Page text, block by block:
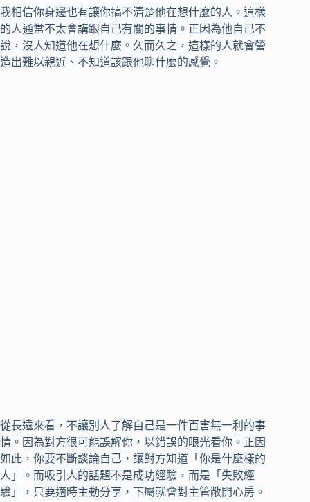
我相信你身邊也有讓你搞不清楚他在想什麼的人。這樣
的人通常不太會講跟自己有關的事情。正因為他自己不
說，沒人知道他在想什麼。久而久之，這樣的人就會營
造出難以親近、不知道該跟他聊什麼的感覺。
從長遠來看，不讓別人了解自己是一件百害無一利的事
情。因為對方很可能誤解你，以錯誤的眼光看你。正因
如此，你要不斷談論自己，讓對方知道「你是什麼樣的
人」。而吸引人的話題不是成功經驗，而是「失敗經
驗」，只要適時主動分享，下屬就會對主管敞開心房。